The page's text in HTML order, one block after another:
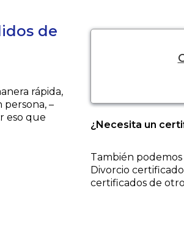
de
rápida,
persona, –
eso que
¿Necesita un
También
Divorcio
certificados de